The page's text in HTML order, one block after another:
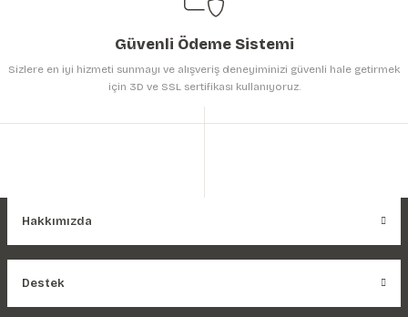
Güvenli Ödeme Sistemi
Sizlere en iyi hizmeti sunmayı ve alışveriş deneyiminizi güvenli hale getirmek
için 3D ve SSL sertifikası kullanıyoruz.
Hakkımızda
Destek